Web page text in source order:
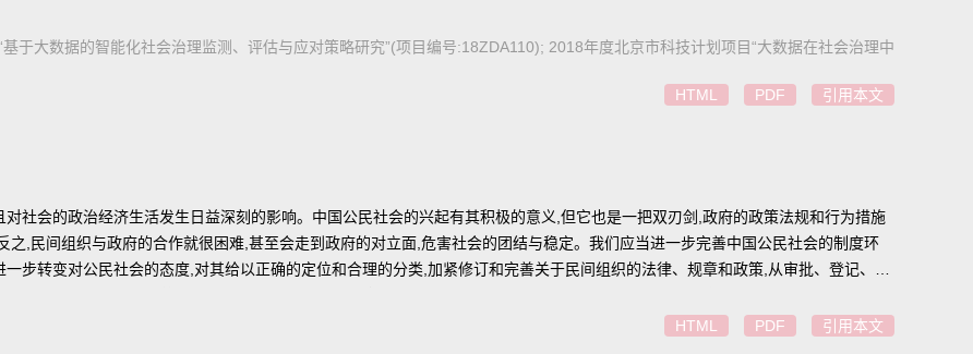
于大数据的智能化社会治理监测、评估与应对策略研究”(项目编号:18ZDA110); 2018年度北京市科技计划项目“大数据在社会治理中
HTML PDF 引用本文
社会的政治经济生活发生日益深刻的影响。中国公民社会的兴起有其积极的意义,但它也是一把双刃剑,政府的政策法规和行为措施
,民间组织与政府的合作就很困难,甚至会走到政府的对立面,危害社会的团结与稳定。我们应当进一步完善中国公民社会的制度环
步转变对公民社会的态度,对其给以正确的定位和合理的分类,加紧修订和完善关于民间组织的法律、规章和政策,从审批、登记、注
,又正确引导、合理规范,营造一个有利于公民社会健康成长的制度环境,防止民间组织成为政府的对立面,使其更好地与政府合作,齐心
HTML PDF 引用本文